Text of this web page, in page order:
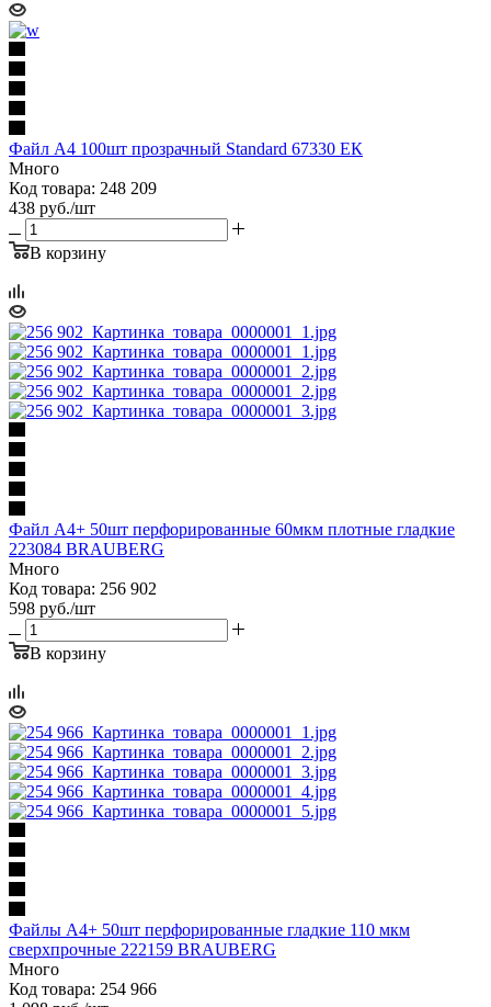
Файл А4 100шт прозрачный Standard 67330 ЕК
Много
Код товара: 248 209
438 руб./шт
В корзину
Файл А4+ 50шт перфорированные 60мкм плотные гладкие
223084 BRAUBERG
Много
Код товара: 256 902
598 руб./шт
В корзину
Файлы А4+ 50шт перфорированные гладкие 110 мкм
сверхпрочные 222159 BRAUBERG
Много
Код товара: 254 966